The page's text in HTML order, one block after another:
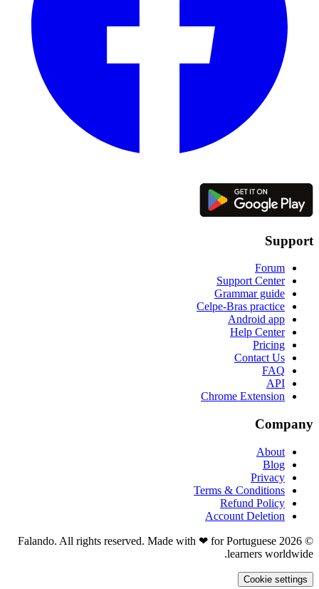
Support
Forum
Support Center
Grammar guide
Celpe-Bras practice
Android app
Help Center
Pricing
Contact Us
FAQ
API
Chrome Extension
Company
About
Blog
Privacy
Terms & Conditions
Refund Policy
Account Deletion
© 2026 Falando. All rights reserved. Made with ❤ for Portuguese
learners worldwide.
Cookie settings